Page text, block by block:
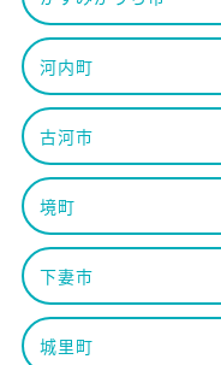
河内町
古河市
境町
下妻市
城里町